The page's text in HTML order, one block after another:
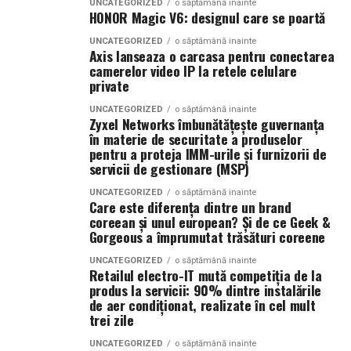
Zona se remarcă prin liniștea pe care o oferă, dar și prin
proximitatea față de centrele comerciale, restaurante și
cafenele. Apartamentele din Dămăroaia sunt
caracterizate prin designuri moderne, finisaje de calitate
și facilități premium.
Băneasa – Eleganță și spațiu în zona de nord a
orașului
Băneasa este o altă zonă exclusivistă din București,
situată în partea de nord a capitalei, care oferă locuințe
de lux într-un cadru natural deosebit. Este cunoscută
pentru villele de lux și complexele rezidențiale de înaltă
clasă, care atrag atât expați, cât și români care doresc să
se bucure de un trai liniștit și confortabil.
Zona este apreciată și datorită proximității față de
Aeroportul Internațional Henri Coandă, dar și față de
mallul Băneasa Shopping City, care oferă o gamă largă
agrobusiness, food & beverage, export, resurse umane și
producție – validează ideea că summitul nu a fost o
simplă acțiune de imagine, ci o platformă activă de
business cu potențial de scalare reală.
România–India: o punte comercială care prinde
UNCATEGORIZED o săptămână inainte
HONOR Magic V6: designul care se poartă
UNCATEGORIZED o săptămână inainte
Axis lanseaza o carcasa pentru conectarea
camerelor video IP la retele celulare
private
UNCATEGORIZED o săptămână inainte
Zyxel Networks îmbunătățește guvernanța
în materie de securitate a produselor
pentru a proteja IMM-urile și furnizorii de
servicii de gestionare (MSP)
UNCATEGORIZED o săptămână inainte
Care este diferența dintre un brand
coreean și unul european? Și de ce Geek &
Gorgeous a împrumutat trăsături coreene
UNCATEGORIZED o săptămână inainte
Retailul electro-IT mută competiția de la
produs la servicii: 90% dintre instalările
de aer condiționat, realizate în cel mult
trei zile
UNCATEGORIZED o săptămână inainte